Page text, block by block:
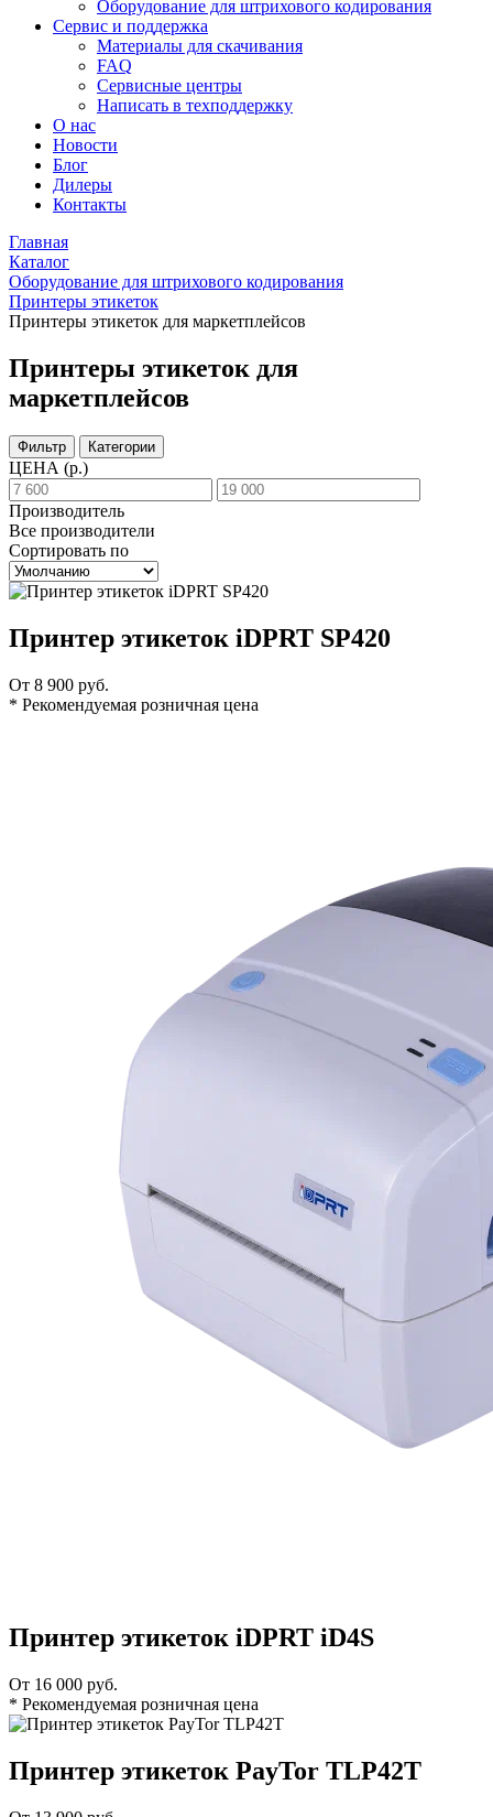
Оборудование для штрихового кодирования
Сервис и поддержка
Материалы для скачивания
FAQ
Сервисные центры
Написать в техподдержку
О нас
Новости
Блог
Дилеры
Контакты
Главная
Каталог
Оборудование для штрихового кодирования
Принтеры этикеток
Принтеры этикеток для маркетплейсов
Принтеры этикеток для
маркетплейсов
Фильтр Категории
ЦЕНА (р.)
Производитель
Все производители
Сортировать по
Принтер этикеток iDPRT SP420
От 8 900 руб.
* Рекомендуемая розничная цена
Принтер этикеток iDPRT iD4S
От 16 000 руб.
* Рекомендуемая розничная цена
Принтер этикеток PayTor TLP42T